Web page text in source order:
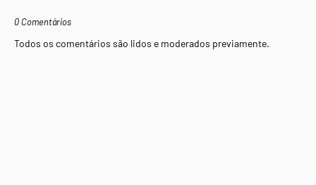
0 Comentários
Todos os comentários são lidos e moderados previamente.